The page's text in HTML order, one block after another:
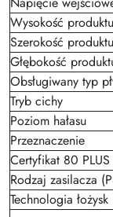
Wysokość produktu
Szerokość produktu
Głębokość
Obsługiwany typ
Tryb cichy
Poziom hałasu
Przeznaczenie
Certyfikat 80 PLUS
Rodzaj zasilacza
Technologia łożysk